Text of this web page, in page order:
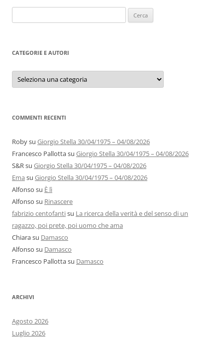
per:
CATEGORIE E AUTORI
Categorie
autori
COMMENTI RECENTI
Robysu Giorgio Stella 30/04/1975 – 04/08/2026
Francesco Pallottasu Giorgio Stella 30/04/1975 – 04/08/2026
S&Rsu Giorgio Stella 30/04/1975 – 04/08/2026
Ema su Giorgio Stella 30/04/1975 – 04/08/2026
Alfonso su È lì
Alfonso su Rinascere
fabrizio centofantisu La ricerca della verità e del senso di un
ragazzo, poi prete, poi uomo che ama
Chiarasu Damasco
Alfonso su Damasco
Francesco Pallottasu Damasco
ARCHIVI
Agosto 2026
Luglio 2026